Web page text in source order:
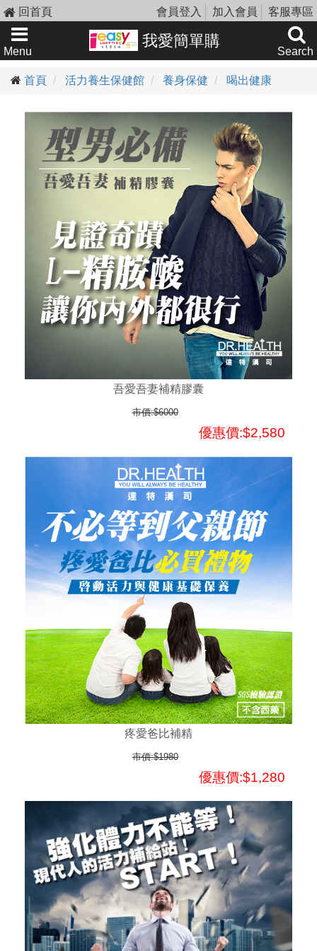
回首頁 會員登入 加入會員 客服專區
Menu
我愛簡單購
Search
首頁 活力養生保健館 養身保健 喝出健康
吾愛吾妻補精膠囊
市價:$6000
優惠價:$2,580
疼愛爸比補精
市價:$1980
優惠價:$1,280